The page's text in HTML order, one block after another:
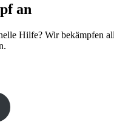
an
Hilfe? Wir bekämpfen